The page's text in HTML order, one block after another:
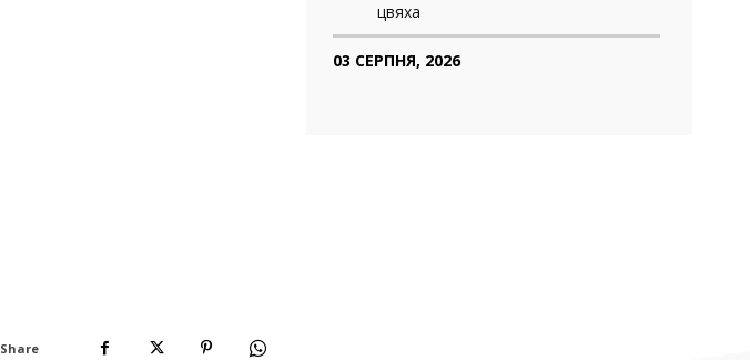
Share
цвяха
03 СЕРПНЯ, 2026